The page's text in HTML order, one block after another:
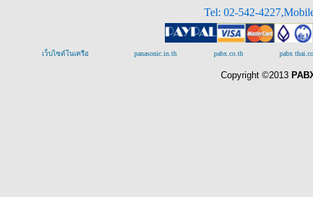
Tel: 02-542-
เว็บไซต์ในเครือ panasonic.in.th pabx.co.th pabx
Copyright ©2013